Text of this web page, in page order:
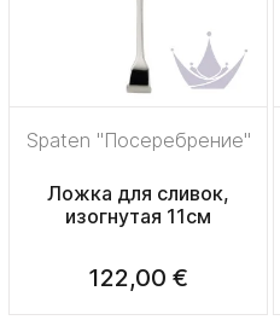
Spaten "Посеребрение"
Ложка для сливок,
изогнутая 11см
122,00 €